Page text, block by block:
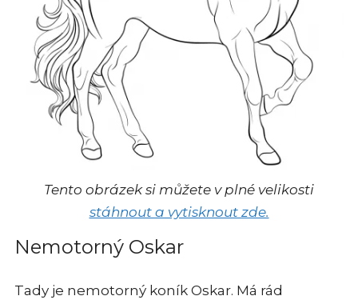
Tento obrázek si můžete v plné velikosti
stáhnout a vytisknout zde.
Nemotorný Oskar
Tady je nemotorný koník Oskar. Má rád